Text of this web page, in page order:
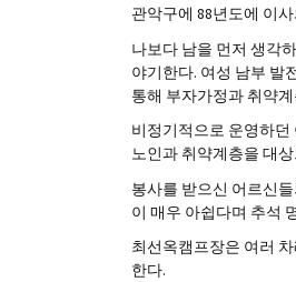
관악구에 88년도에 이
나보다 남을 먼저 생각
야기한다. 여성 남부 발
통해 부자가정과 취약
비정기적으로 운영하던
노인과 취약계층을 대
봉사를 받으신 어르신
이 매우 아쉽다며 추석
최선옥캠프장은 여러
한다.